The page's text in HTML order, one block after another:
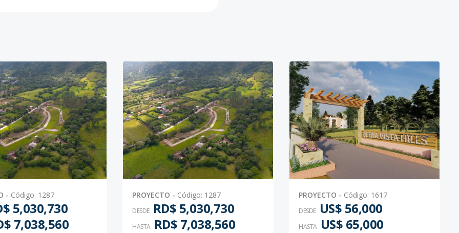
- 819.85 - -
- 863.25 - -
- 1110.84 -
- 1231.41 US$ 71,421.78
- Código: 1287
5,030,730
7,038,560
PROYECTO - Código: 1287
DESDE RD$ 5,030,730
HASTA RD$ 7,038,560
PROYECTO - Código: 1617
DESDE US$ 56,000
HASTA US$ 65,000